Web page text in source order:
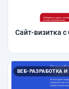
Сайт-визитка
ВЕБ-РАЗРАБОТКА И